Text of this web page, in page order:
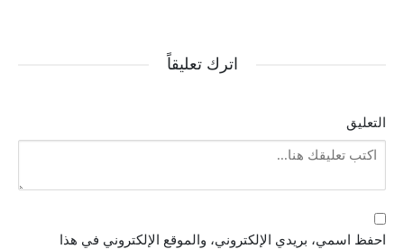
اترك تعليقاً
التعليق
احفظ اسمي، بريدي الإلكتروني، والموقع الإلكتروني في هذا